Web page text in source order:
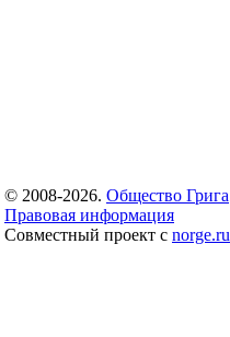
© 2008-2026. Общество Грига
Правовая информация
Совместный проект с norge.ru